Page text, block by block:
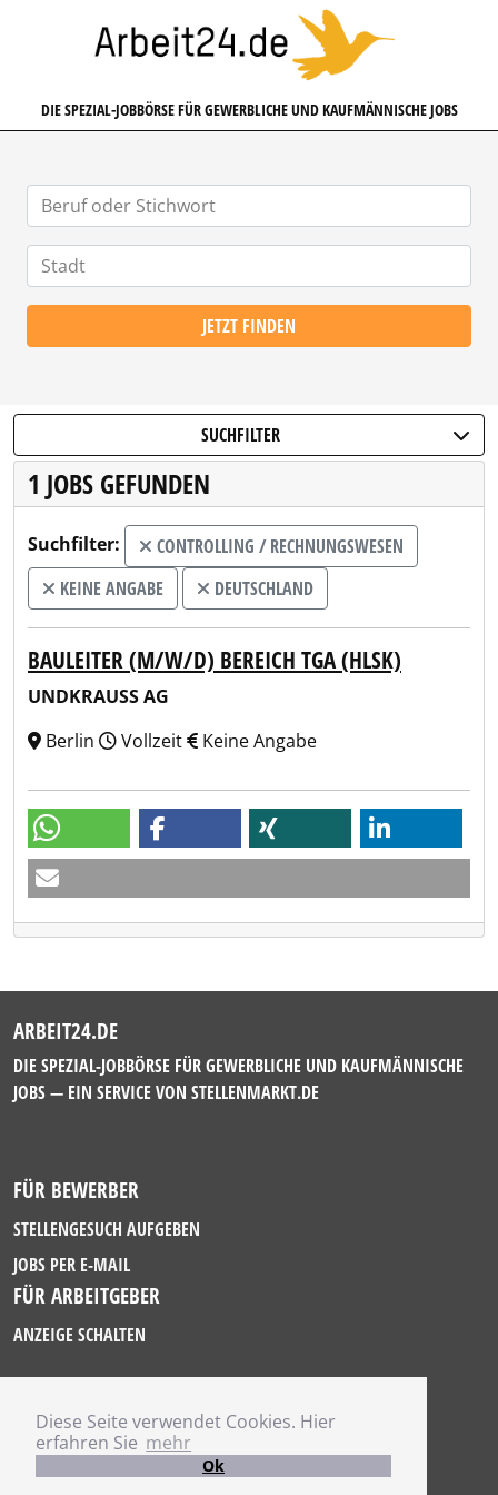
Diese Seite verwendet Cookies. Hier
erfahren Sie mehr
Ok
ARBEIT24.DE
DIE SPEZIAL-JOBBÖRSE FÜR GEWERBLICHE UND KAUFMÄNNISCHE JOBS
JETZT FINDEN
SUCHFILTER
1 JOBS GEFUNDEN
Suchfilter:
CONTROLLING / RECHNUNGSWESEN
KEINE ANGABE
DEUTSCHLAND
BAULEITER (M/W/D) BEREICH TGA (HLSK)
UNDKRAUSS AG
Berlin
Vollzeit Keine Angabe
ARBEIT24.DE
DIE SPEZIAL-JOBBÖRSE FÜR GEWERBLICHE UND KAUFMÄNNISCHE
JOBS — EIN SERVICE VON STELLENMARKT.DE
FÜR BEWERBER
STELLENGESUCH AUFGEBEN
JOBS PER E-MAIL
FÜR ARBEITGEBER
ANZEIGE SCHALTEN
IMPRESSUM
DATENSCHUTZ